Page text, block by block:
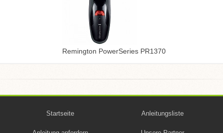
Remington PowerSeries PR1370
Startseite Anleitungsliste